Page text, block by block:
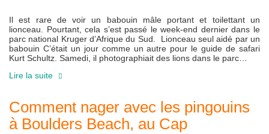
Il est rare de voir un babouin mâle portant et toilettant un
lionceau. Pourtant, cela s’est passé le week-end dernier dans le
parc national Kruger d’Afrique du Sud. Lionceau seul aidé par un
babouin C’était un jour comme un autre pour le guide de safari
Kurt Schultz. Samedi, il photographiait des lions dans le parc…
Lire la suite
Comment nager avec les pingouins
à Boulders Beach, au Cap